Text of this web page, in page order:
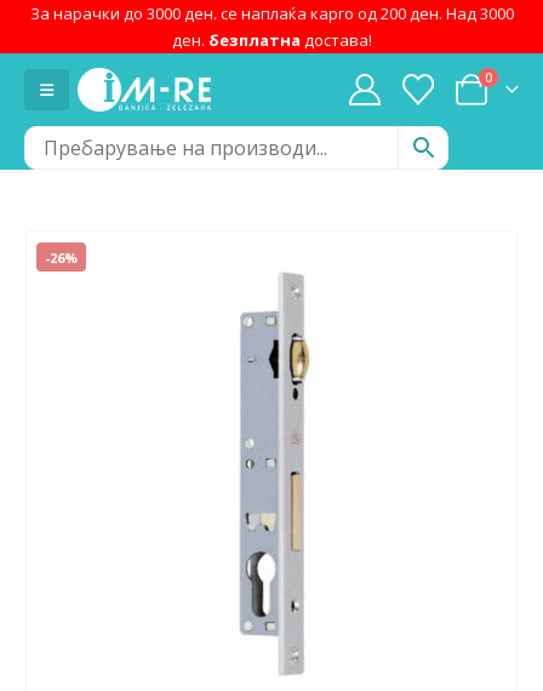
За нарачки до 3000 ден. се наплаќа карго од 200 ден. Над 3000
ден. безплатна достава!
0
-26%